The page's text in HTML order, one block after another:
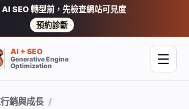
AI SEO 轉型前，先檢查網站可見度
預約診斷
AI + SEO
Generative Engine
Optimization
開啟
銷與成長